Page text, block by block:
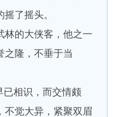
了摇头。
的大侠客，他之一
之隆，不垂于当
相识，而交情颇
不觉大异，紧聚双眉